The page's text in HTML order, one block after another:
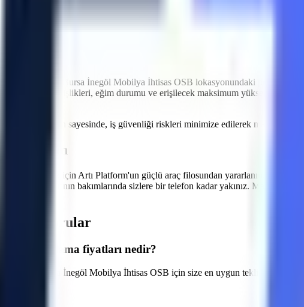
neden olabilir. Bursa İnegöl Mobilya İhtisas OSB lokasyonundaki projeleriniz
ve koridor genişlikleri, eğim durumu ve erişilecek maksimum yükseklik
oryantasyon sayesinde, iş güvenliği riskleri minimize edilerek makinelerden
Alın
artırmak için Artı Platform'un güçlü araç filosundan yararlanın. İnegöl
üretim hatlarının bakımlarında sizlere bir telefon kadar yakınız. Makine
Sorular
kiralama fiyatları nedir?
Bursa İnegöl Mobilya İhtisas OSB için size en uygun teklifi sunmak